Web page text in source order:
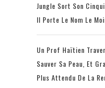
Jungle Sort Son
Il Porte Le Nom Le
Un Prof Haïtien
Sauver Sa Peau, Et
Plus Attendu De La